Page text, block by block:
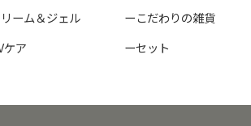
ーム＆ジェル
ケア
ーこだわりの雑貨
ーセット